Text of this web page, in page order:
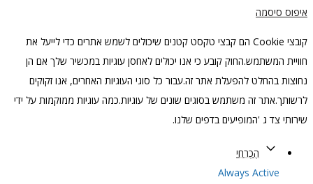
איפוס סיסמה
קובצי Cookie הם קבצי טקסט קטנים שיכולים לשמש אתרים כדי לייעל את
חוויית המשתמש.החוק קובע כי אנו יכולים לאחסן עוגיות במכשיר שלך אם הן
נחוצות בהחלט להפעלת אתר זה.עבור כל סוגי העוגיות האחרים, אנו זקוקים
לרשותך.אתר זה משתמש בסוגים שונים של עוגיות.כמה עוגיות ממוקמות על ידי
שירותי צד ג 'המופיעים בדפים שלנו.
הֶכְרֵחִי
Always Active